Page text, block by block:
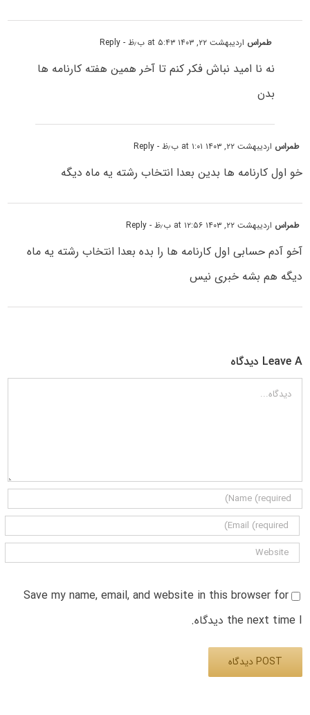
طمراس اردیبهشت ۲۲, ۱۴۰۳ at ۵:۴۳ ب٫ظ - Reply
نه نا امید نباش فکر کنم تا آخر همین هفته کارنامه ها
بدن
طمراس اردیبهشت ۲۲, ۱۴۰۳ at ۱:۰۱ ب٫ظ - Reply
خو اول کارنامه ها بدین بعدا انتخاب رشته یه ماه دیگه
طمراس اردیبهشت ۲۲, ۱۴۰۳ at ۱۲:۵۶ ب٫ظ - Reply
آخو آدم حسابی اول کارنامه ها را بده بعدا انتخاب رشته یه ماه
دیگه هم بشه خبری نیس
Leave A دیدگاه
دیدگاه
Save my name, email, and website in this browser for
the next time I دیدگاه.